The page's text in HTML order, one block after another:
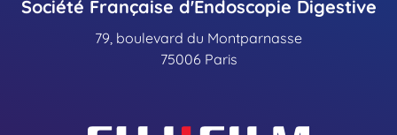
Société Française d'Endoscopie Digestive
79, boulevard du Montparnasse
75006 Paris